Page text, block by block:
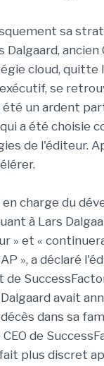
sa
Dalgaard,
cloud, quitte
se
un ardent
a été choisie
de l'éditeur.
charge du
à Lars
» et «
», a déclaré
avait
dans sa
de
plus discret